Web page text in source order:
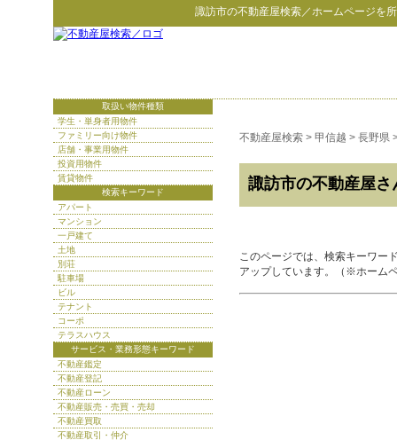
諏訪市の不動産屋検索／ホームページを
不動産屋検索 > 甲信越 > 長野県
諏訪市の不動産屋さ
このページでは、検索キーワー
アップしています。（※ホーム
取扱い物件種類
学生・単身者用物件
ファミリー向け物件
店舗・事業用物件
投資用物件
賃貸物件
検索キーワード
アパート
マンション
一戸建て
土地
別荘
駐車場
ビル
テナント
コーポ
テラスハウス
サービス・業務形態キーワード
不動産鑑定
不動産登記
不動産ローン
不動産販売・売買・売却
不動産買取
不動産取引・仲介